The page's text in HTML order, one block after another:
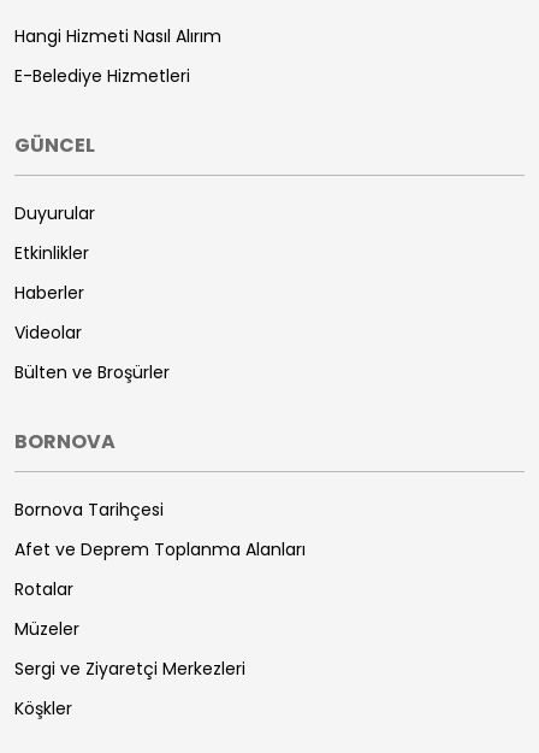
Hangi Hizmeti Nasıl Alırım
E-Belediye Hizmetleri
GÜNCEL
Duyurular
Etkinlikler
Haberler
Videolar
Bülten ve Broşürler
BORNOVA
Bornova Tarihçesi
Afet ve Deprem Toplanma Alanları
Rotalar
Müzeler
Sergi ve Ziyaretçi Merkezleri
Köşkler